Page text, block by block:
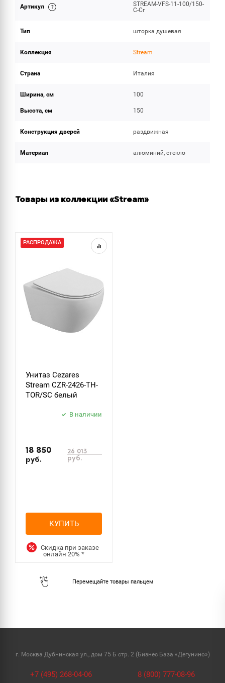
ОБЪЕМ ПОСТАВКИ
Артикул
STREAM-VFS-11-100/150-
C-Cr
Тип шторка душевая
Коллекция Stream
Страна Италия
Ширина, см 100
Высота, см 150
Конструкция дверей раздвижная
Материал алюминий, стекло
Товары из коллекции «Stream»
РАСПРОДАЖА
Унитаз Cezares
Stream CZR-2426-TH-
TOR/SC белый
В наличии
18 850
руб.
26 013
руб.
КУПИТЬ
Скидка при заказе
онлайн20%*
г. Москва Дубнинская ул., дом 75 Б стр. 2 (Бизнес База «Дегунино»)
+7 (495) 268-04-06 8 (800) 777-08-96